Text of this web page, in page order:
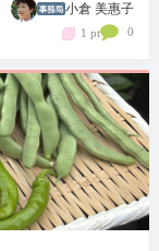
小倉 美惠子
1 pt 0